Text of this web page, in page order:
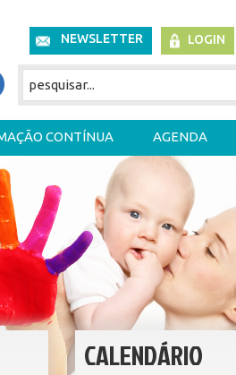
NEWSLETTER LOGIN
CONTÍNUA AGENDA
CALENDÁRIO